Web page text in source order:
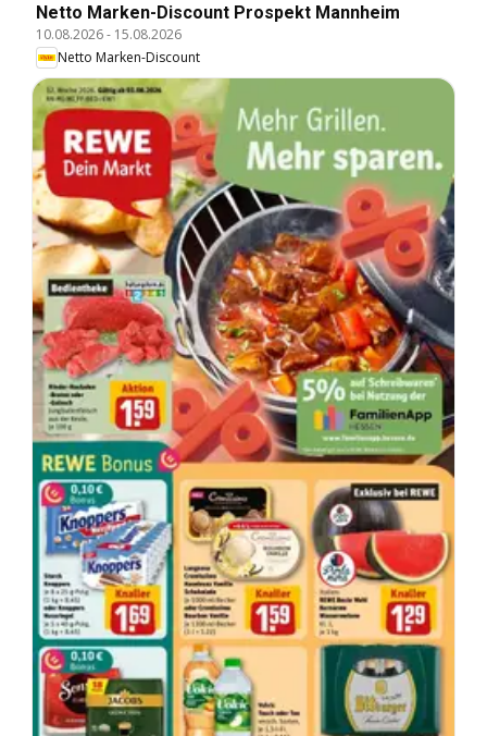
Netto Marken-Discount Prospekt Mannheim
10.08.2026- 15.08.2026
Netto Marken-Discount